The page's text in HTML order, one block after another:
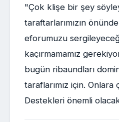
"Çok klişe bir şey
taraftarlarımızın
eforumuzu
kaçırmamamız
bugün ribaundları
taraflarımız için. Onlara
Destekleri önemli